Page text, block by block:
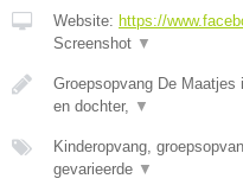
Website: https://
Screenshot ▼
Groepsopvang De
en dochter,
▼
Kinderopvang,
gevarieerde ▼